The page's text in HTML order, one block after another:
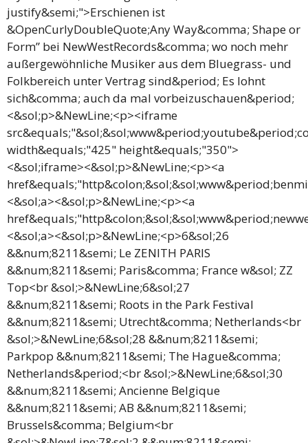
justify&semi;">Erschienen ist
&OpenCurlyDoubleQuote;Any Way&comma; Shape or
Form” bei NewWestRecords&comma; wo noch mehr
außergewöhnliche Musiker aus dem Bluegrass- und
Folkbereich unter Vertrag sind&period; Es lohnt
sich&comma; auch da mal vorbeizuschauen&period;
<&sol;p>&NewLine;<p><iframe
width&equals;"425" height&equals;"350">
<&sol;iframe><&sol;p>&NewLine;<p><a
<&sol;a><&sol;p>&NewLine;<p><a
<&sol;a><&sol;p>&NewLine;<p>6&sol;26
&&num;8211&semi; Le ZENITH PARIS
&&num;8211&semi; Paris&comma; France w&sol; ZZ
Top<br &sol;>&NewLine;6&sol;27
&&num;8211&semi; Roots in the Park Festival
&&num;8211&semi; Utrecht&comma; Netherlands<br
&sol;>&NewLine;6&sol;28 &&num;8211&semi;
Parkpop &&num;8211&semi; The Hague&comma;
Netherlands&period;<br &sol;>&NewLine;6&sol;30
&&num;8211&semi; Ancienne Belgique
&&num;8211&semi; AB &&num;8211&semi;
Brussels&comma; Belgium<br